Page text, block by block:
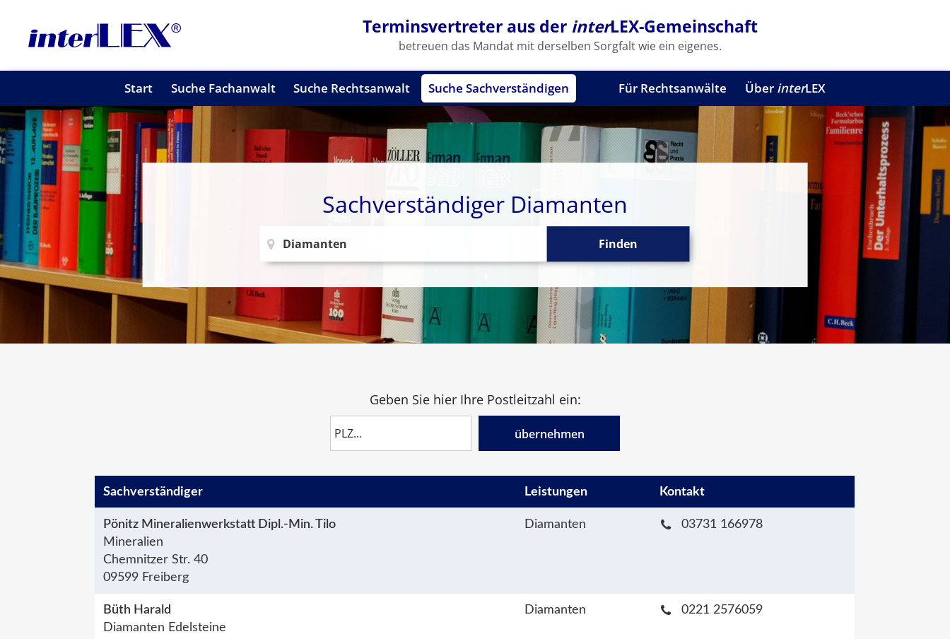
Terminsvertreter aus der interLEX-Gemeinschaft
betreuen das Mandat mit derselben Sorgfalt wie ein eigenes.
Start Suche Fachanwalt Suche Rechtsanwalt Suche Sachverständigen Für Rechtsanwälte Über interLEX
Sachverständiger Diamanten
Finden
Geben Sie hier Ihre Postleitzahl ein:
übernehmen
Sachver­ständiger Leistungen Kontakt
Pönitz Mineralienwerkstatt Dipl.-Min. Tilo
Mineralien
Chemnitzer Str. 40
09599 Freiberg
Diamanten 03731 166978
Büth Harald
Diamanten Edelsteine
Diamanten 0221 2576059